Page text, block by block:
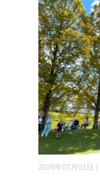
2026年07月01日 |